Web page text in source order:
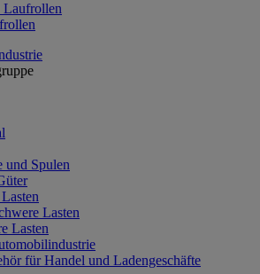
Laufrollen
und Spulen
Lasten
Lasten
für Handel und Ladengeschäfte